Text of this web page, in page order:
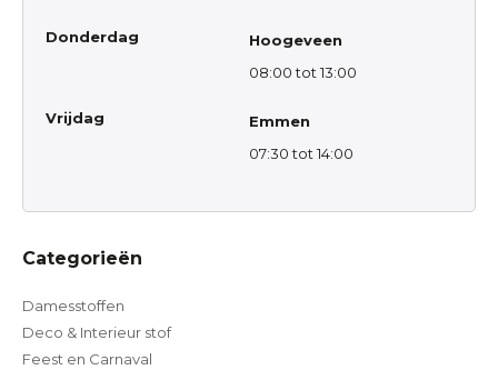
Donderdag
Hoogeveen
08:00 tot 13:00
Vrijdag
Emmen
07:30 tot 14:00
Categorieën
Damesstoffen
Deco & Interieur stof
Feest en Carnaval